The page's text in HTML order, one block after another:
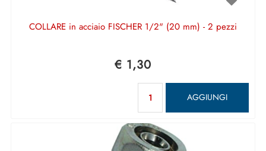
COLLARE in acciaio FISCHER 1/2" (20 mm) - 2 pezzi
€ 1,30
AGGIUNGI